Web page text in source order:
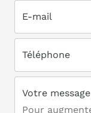
E-mail
Téléphone
Votre message